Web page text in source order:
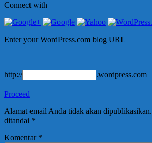
Connect with
Enter your WordPress.com blog URL
http:// .wordpress.com
Proceed
Alamat email Anda tidak akan dipublikasikan.
ditandai *
Komentar *